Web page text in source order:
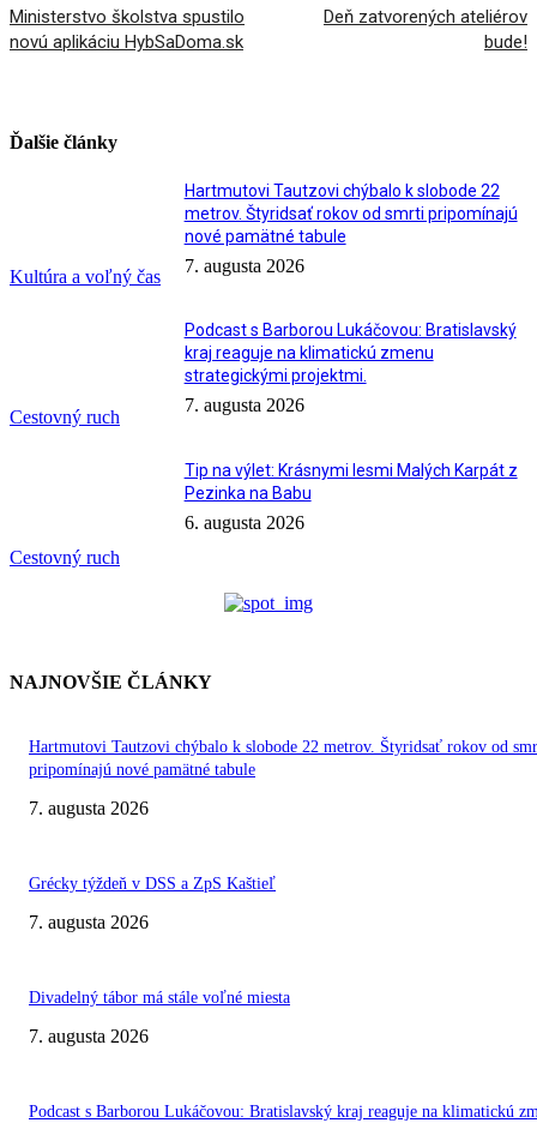
Ministerstvo školstva spustilo
novú aplikáciu HybSaDoma.sk
Deň zatvorených ateliérov
bude!
Ďalšie články
Kultúra a voľný čas
Hartmutovi Tautzovi chýbalo k slobode 22
metrov. Štyridsať rokov od smrti pripomínajú
nové pamätné tabule
7. augusta 2026
Cestovný ruch
Podcast s Barborou Lukáčovou: Bratislavský
kraj reaguje na klimatickú zmenu
strategickými projektmi.
7. augusta 2026
Cestovný ruch
Tip na výlet: Krásnymi lesmi Malých Karpát z
Pezinka na Babu
6. augusta 2026
NAJNOVŠIE ČLÁNKY
Hartmutovi Tautzovi chýbalo k slobode 22 metrov. Štyridsať rokov od
pripomínajú nové pamätné tabule
7. augusta 2026
Grécky týždeň v DSS a ZpS Kaštieľ
7. augusta 2026
Divadelný tábor má stále voľné miesta
7. augusta 2026
Podcast s Barborou Lukáčovou: Bratislavský kraj reaguje na klimatickú